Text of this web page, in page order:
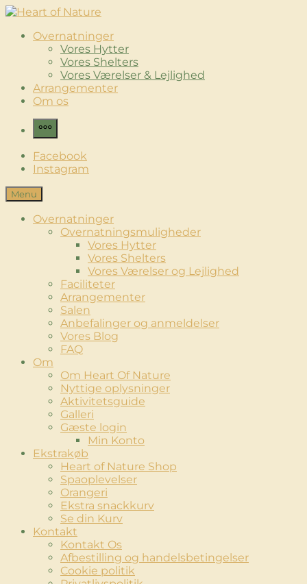
Skip
content
Heart of Nature
Luksus Glamping & Spaoplevelse
Overnatninger
Vores Hytter
Vores Shelters
Vores Værelser & Lejlighed
Arrangementer
Om os
More
Facebook
Instagram
Menu
Overnatninger
Overnatningsmuligheder
Vores Hytter
Vores Shelters
Vores Værelser og Lejlighed
Faciliteter
Arrangementer
Salen
Anbefalinger og anmeldelser
Vores Blog
FAQ
Om
Om Heart Of Nature
Nyttige oplysninger
Aktivitetsguide
Galleri
Gæste login
Min Konto
Ekstrakøb
Heart of Nature Shop
Spaoplevelser
Orangeri
Ekstra snackkurv
Se din Kurv
Kontakt
Kontakt Os
Afbestilling og handelsbetingelser
Cookie politik